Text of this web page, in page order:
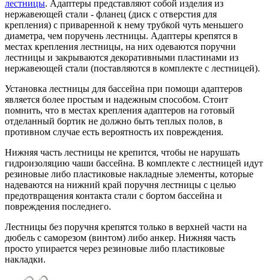
лестницы. Адаптеры представляют собой изделия из
нержавеющей стали - фланец (диск с отверстия для
крепления) с приваренной к нему трубкой чуть меньшего
диаметра, чем поручень лестницы. Адаптеры крепятся в
местах крепления лестницы, на них одеваются поручни
лестницы и закрываются декоративными пластинами из
нержавеющей стали (поставляются в комплекте с лестницей).
Установка лестницы для бассейна при помощи адаптеров
является более простым и надежным способом. Стоит
помнить, что в местах крепления адаптеров на готовый
отделанный бортик не должно быть теплых полов, в
противном случае есть вероятность их повреждения.
Нижняя часть лестницы не крепится, чтобы не нарушать
гидроизоляцию чаши бассейна. В комплекте с лестницей идут
резиновые либо пластиковые накладные элементы, которые
надеваются на нижний край поручня лестницы с целью
предотвращения контакта стали с бортом бассейна и
повреждения последнего.
Лестницы без поручня крепятся только в верхней части на
дюбель с саморезом (винтом) либо анкер. Нижняя часть
просто упирается через резиновые либо пластиковые
накладки.